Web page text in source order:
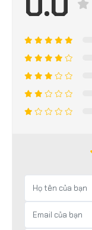
0.0